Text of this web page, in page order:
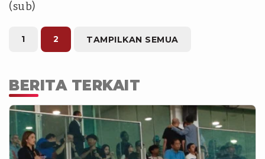
(sub)
1 2 TAMPILKAN SEMUA
BERITA TERKAIT